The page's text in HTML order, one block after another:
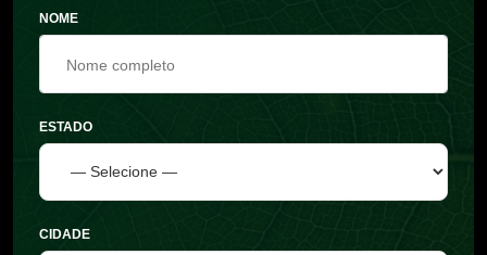
NOME
ESTADO
CIDADE